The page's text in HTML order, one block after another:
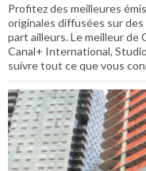
Profitez des meilleures
originales diffusées sur
part ailleurs. Le meilleur de
Canal+ International,
suivre tout ce que vous